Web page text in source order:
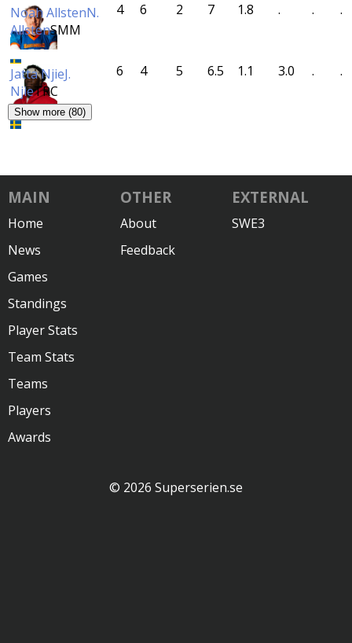
Noah AllstenN.
AllstenSMM
4 6 2 7 1.8 . . .
Jatta NjieJ.
NjieTRC
6 4 5 6.5 1.1 3.0 . .
Show more (80)
MAIN
Home
News
Games
Standings
Player Stats
Team Stats
Teams
Players
Awards
OTHER
About
Feedback
EXTERNAL
SWE3
© 2026 Superserien.se